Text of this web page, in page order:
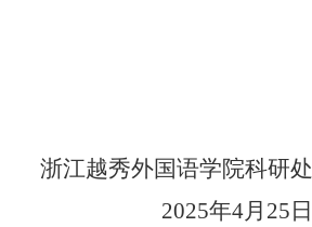
浙江越秀外国语学院科研处
2025年4月 25 日